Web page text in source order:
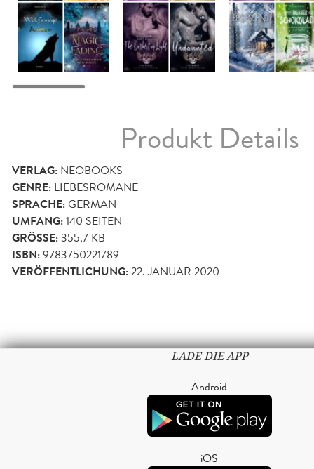
Produkt Details
VERLAG: NEOBOOKS
GENRE: LIEBESROMANE
SPRACHE:GERMAN
UMFANG:140 SEITEN
GRÖSSE: 355,7 KB
ISBN:9783750221789
VERÖFFENTLICHUNG:22. JANUAR 2020
LADE DIE APP
Android
iOS